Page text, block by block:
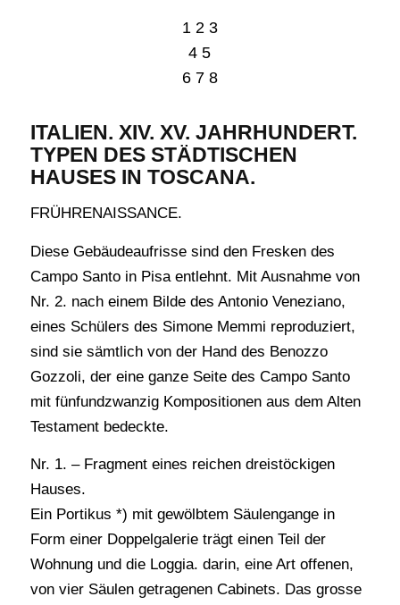
1 2 3
4 5
6 7 8
ITALIEN. XIV. XV. JAHRHUNDERT.
TYPEN DES STÄDTISCHEN
HAUSES IN TOSCANA.
FRÜHRENAISSANCE.
Diese Gebäudeaufrisse sind den Fresken des
Campo Santo in Pisa entlehnt. Mit Ausnahme von
Nr. 2. nach einem Bilde des Antonio Veneziano,
eines Schülers des Simone Memmi reproduziert,
sind sie sämtlich von der Hand des Benozzo
Gozzoli, der eine ganze Seite des Campo Santo
mit fünfundzwanzig Kompositionen aus dem Alten
Testament bedeckte.
Nr. 1. – Fragment eines reichen dreistöckigen
Hauses.
Ein Portikus *) mit gewölbtem Säulengange in
Form einer Doppelgalerie trägt einen Teil der
Wohnung und die Loggia. darin, eine Art offenen,
von vier Säulen getragenen Cabinets. Das grosse